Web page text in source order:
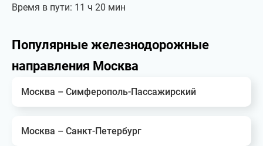
Время в пути: 11 ч 20 мин
Популярные железнодорожные
направления Москва
Москва – Симферополь-Пассажирский
Москва – Санкт-Петербург